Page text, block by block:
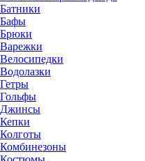
Батники
Бафы
Брюки
Варежки
Велосипедки
Водолазки
Гетры
Гольфы
Джинсы
Кепки
Колготы
Комбинезоны